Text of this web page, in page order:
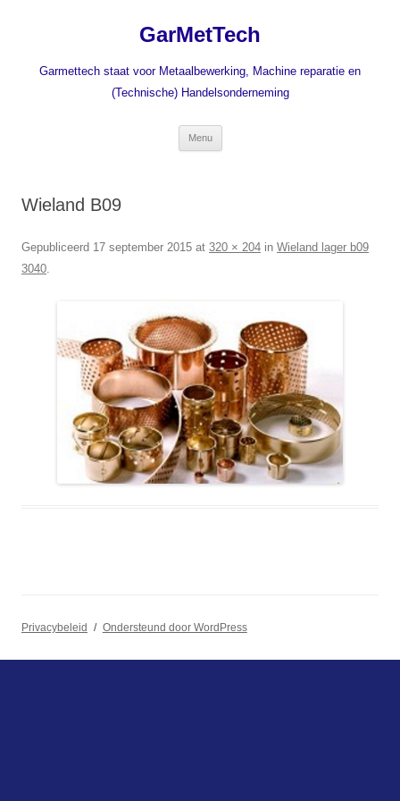
GarMetTech
Garmettech staat voor Metaalbewerking, Machine reparatie en
(Technische) Handelsonderneming
Menu
Wieland B09
Gepubliceerd 17 september 2015 at 320 × 204 in Wieland lager b09
3040.
Privacybeleid Ondersteund door WordPress